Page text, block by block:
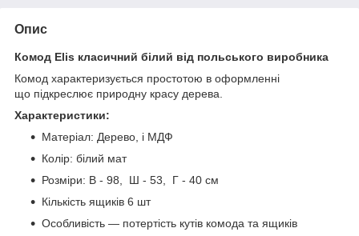
Опис
Комод Elis класичний білий від польського виробника
Комод характеризується простотою в оформленні
що підкреслює природну красу дерева.
Характеристики:
Матеріал: Дерево, і МДФ
Колір: білий мат
Розміри: В - 98, Ш - 53, Г - 40 см
Кількість ящиків 6 шт
Особливість — потертість кутів комода та ящиків